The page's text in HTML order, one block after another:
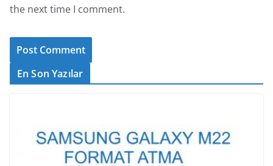
the next time I comment.
En Son Yazılar